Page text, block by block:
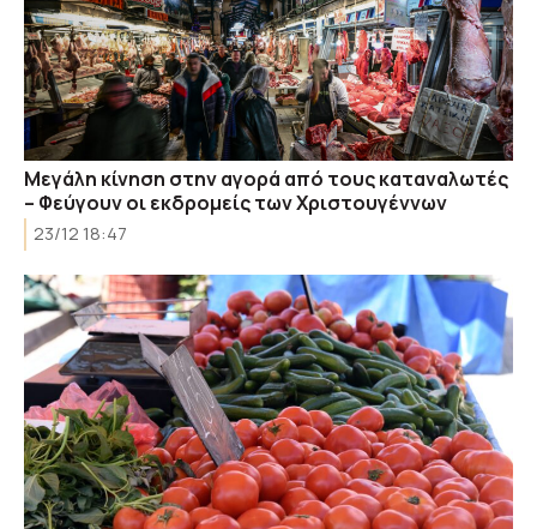
Μεγάλη κίνηση στην αγορά από τους καταναλωτές
– Φεύγουν οι εκδρομείς των Χριστουγέννων
23/12 18:47